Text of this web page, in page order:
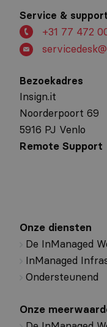
Service &
+31 77 472
Bezoekadres
Insign.it
Noorderpoort 69
5916 PJ Venlo
Remote Support
Onze diensten
De InManaged
InManaged
Ondersteunend
Onze